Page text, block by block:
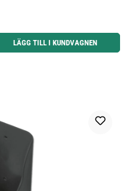
knapparna för att öka eller minska kvantiteten.
LÄGG TILL I KUNDVAGNEN